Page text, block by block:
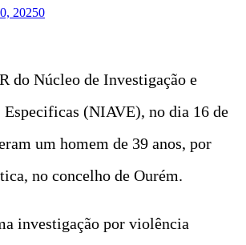
20250
do Núcleo de Investigação e
(NIAVE), no dia 16 de
um homem de 39 anos, por
no concelho de Ourém.
investigação por violência